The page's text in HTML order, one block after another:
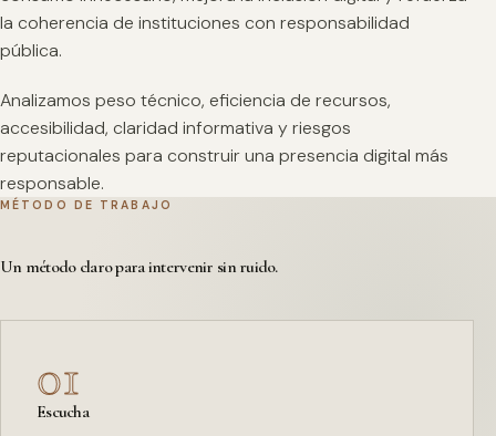
la coherencia de instituciones con responsabilidad
pública.
Analizamos peso técnico, eficiencia de recursos,
accesibilidad, claridad informativa y riesgos
reputacionales para construir una presencia digital más
responsable.
MÉTODO DE TRABAJO
Un método claro para intervenir sin ruido.
01
Escucha